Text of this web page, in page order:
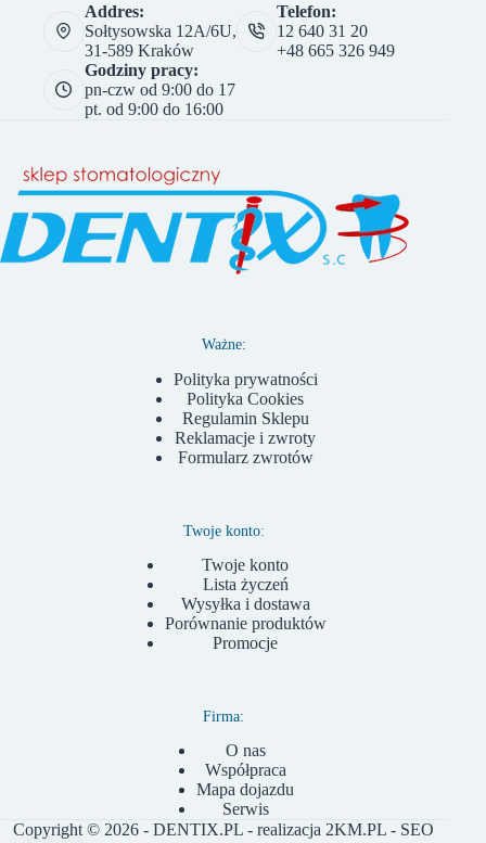
Addres:
Sołtysowska 12A/6U,
31-589 Kraków
Telefon:
12 640 31 20
+48 665 326 949
Godziny pracy:
pn-czw od 9:00 do 17
pt. od 9:00 do 16:00
Ważne:
Polityka prywatności
Polityka Cookies
Regulamin Sklepu
Reklamacje i zwroty
Formularz zwrotów
Twoje konto:
Twoje konto
Lista życzeń
Wysyłka i dostawa
Porównanie produktów
Promocje
Firma:
O nas
Współpraca
Mapa dojazdu
Serwis
Copyright © 2026 - DENTIX.PL - realizacja 2KM.PL - SEO